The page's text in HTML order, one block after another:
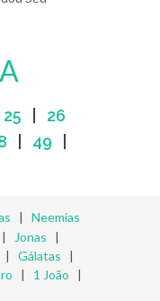
A
25
26
49
| Neemias
| Jonas |
| Gálatas |
| 1 João |